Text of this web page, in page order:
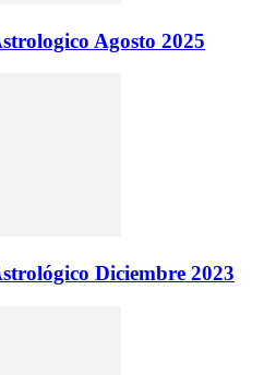
Agosto 2025
Diciembre 2023